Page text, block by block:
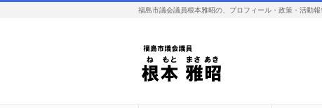
福島市議会議員根本雅昭の、プロフィール・政策・活動報